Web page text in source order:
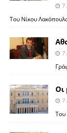
7
Του Νίκου
7
Οι
7
Του